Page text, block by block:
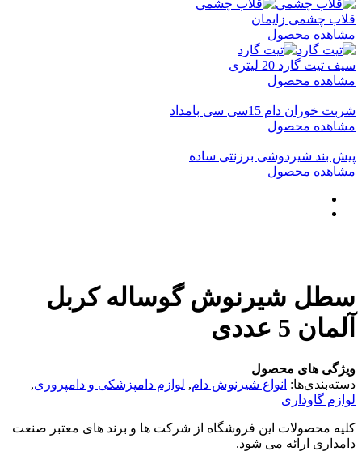
قلاب چشمی زایمان
مشاهده محصول
سیف تیت گارد 20 لیتری
مشاهده محصول
شربت خوران دام 15سی سی بامداد
مشاهده محصول
پیش بند شیردوشی برزنتی ساده
مشاهده محصول
سطل شیرنوش گوساله کربل
آلمان 5 عددی
ویژگی های محصول
دسته‌بندی‌ها: انواع شیرنوش دام, لوازم دامپزشکی و دامپروری,
لوازم گاوداری
کلیه محصولات این فروشگاه از شرکت ها و برند های معتبر صنعت
دامداری ارائه می شود.